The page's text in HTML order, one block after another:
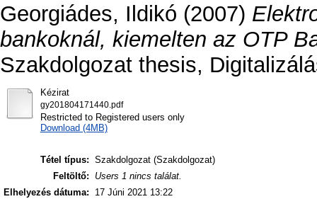
Georgiádes, Ildikó (2007)
bankoknál, kiemelten az OTP
Szakdolgozat thesis,
Kézirat
gy201804171440.pdf
Restricted to Registered users only
Download (4MB)
Tétel típus: Szakdolgozat (Szakdolgozat)
Feltöltő:
Users 1 nincs találat.
Elhelyezés dátuma:
17 Júni 2021 13:22